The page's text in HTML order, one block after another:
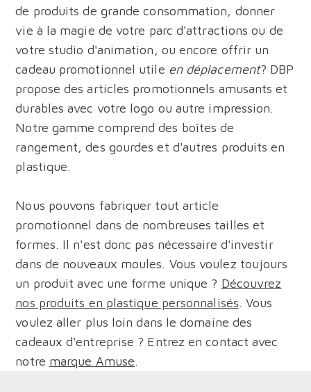
de produits de grande consommation, donner
vie à la magie de votre parc d'attractions ou de
votre studio d'animation, ou encore offrir un
cadeau promotionnel utile en déplacement? DBP
propose des articles promotionnels amusants et
durables avec votre logo ou autre impression.
Notre gamme comprend des boîtes de
rangement, des gourdes et d'autres produits en
plastique.
Nous pouvons fabriquer tout article
promotionnel dans de nombreuses tailles et
formes. Il n'est donc pas nécessaire d'investir
dans de nouveaux moules. Vous voulez toujours
un produit avec une forme unique ? Découvrez
nos produits en plastique personnalisés. Vous
voulez aller plus loin dans le domaine des
cadeaux d'entreprise ? Entrez en contact avec
notre marque Amuse.